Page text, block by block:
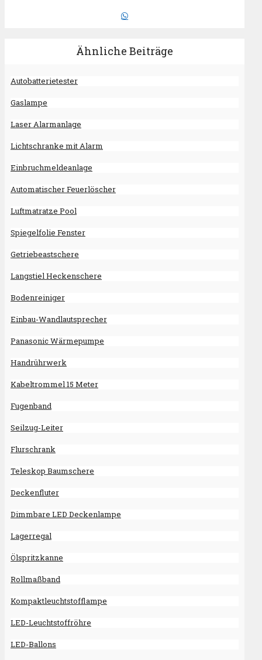
Ähnliche Beiträge
Autobatterietester
Gaslampe
Laser Alarmanlage
Lichtschranke mit Alarm
Einbruchmeldeanlage
Automatischer Feuerlöscher
Luftmatratze Pool
Spiegelfolie Fenster
Getriebeastschere
Langstiel Heckenschere
Bodenreiniger
Einbau-Wandlautsprecher
Panasonic Wärmepumpe
Handrührwerk
Kabeltrommel 15 Meter
Fugenband
Seilzug-Leiter
Flurschrank
Teleskop Baumschere
Deckenfluter
Dimmbare LED Deckenlampe
Lagerregal
Ölspritzkanne
Rollmaßband
Kompaktleuchtstofflampe
LED-Leuchtstoffröhre
LED-Ballons